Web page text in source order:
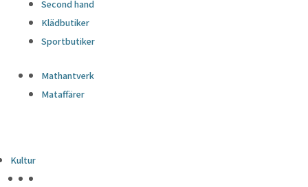
Second hand
Klädbutiker
Sportbutiker
Mathantverk
Mataffärer
Kultur